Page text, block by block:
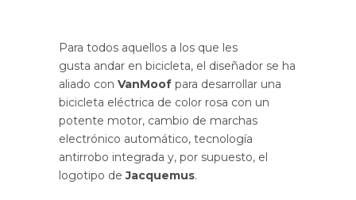
Para todos aquellos a los que les
gusta andar en bicicleta, el diseñador se ha
aliado con VanMoof para desarrollar una
bicicleta eléctrica de color rosa con un
potente motor, cambio de marchas
electrónico automático, tecnología
antirrobo integrada y, por supuesto, el
logotipo deJacquemus.